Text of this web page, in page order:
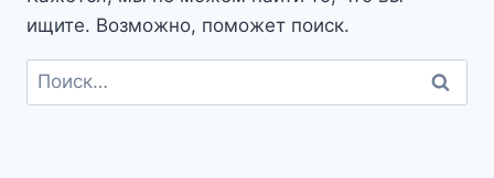
ищите. Возможно, поможет поиск.
Найти: